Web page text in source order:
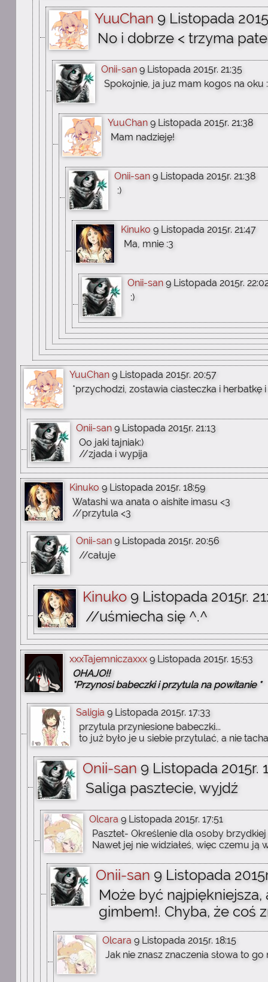
YuuChan 9 Listopada
No i dobrze < trzyma
Onii-san 9 Listopada 2015r. 21:35
Spokojnie, ja juz mam kogos na oku
YuuChan 9 Listopada 2015r. 21:38
Mam nadzieję!
Onii-san 9 Listopada 2015r. 21:38
:)
Kinuko 9 Listopada 2015r. 21:47
Ma, mnie :3
Onii-san 9 Listopada 2015r.
:)
YuuChan 9 Listopada 2015r. 20:57
*przychodzi, zostawia ciasteczka i
Onii-san 9 Listopada 2015r. 21:13
Oo jaki tajniak:)
//zjada i wypija
Kinuko 9 Listopada 2015r. 18:59
Watashi wa anata o aishite imasu <3
//przytula <3
Onii-san 9 Listopada 2015r. 20:56
//całuje
Kinuko 9 Listopada 2015r.
//uśmiecha się ^.^
xxxTajemniczaxxx 9 Listopada 2015r. 15:53
OHAJO!!
*Przynosi babeczki i przytula na powitanie *
Saligia 9 Listopada 2015r. 17:33
przytula przyniesione babeczki...
to już było je u siebie przytulać, a nie
Onii-san 9 Listopada 2015r.
Saliga pasztecie, wyjdź
Olcara 9 Listopada 2015r. 17:51
Pasztet- Określenie dla osoby brzydkiej
Nawet jej nie widziałeś, więc czemu ją
Onii-san 9 Listopada
Może być
gimbem!. Chyba, że coś
Olcara 9 Listopada 2015r. 18:15
Jak nie znasz znaczenia słowa to